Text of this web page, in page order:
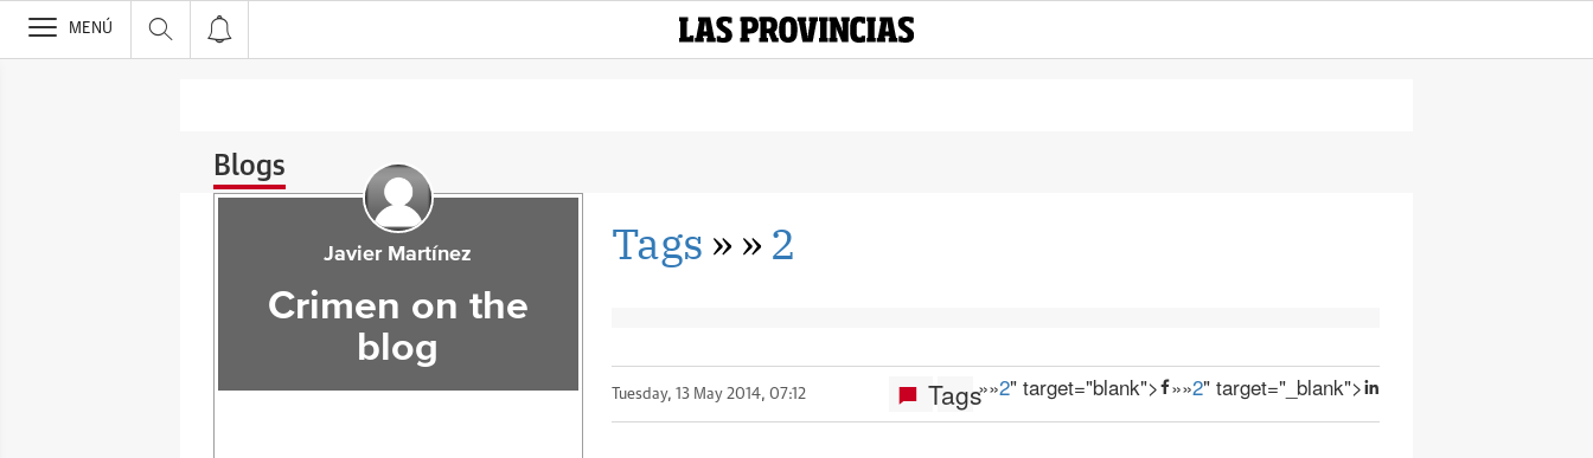
>
MENÚ
Blogs
Tags » » 2
Tuesday, 13 May 2014, 07:12 Tags»»2" target="blank"> »»2" target="_blank">
Javier Martínez
Crimen on the
blog